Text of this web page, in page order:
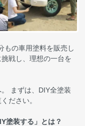
もの車用塗料を販売し
戦し、理想の一台を
まずは、DIY全塗装
ださい。
塗装する」とは？